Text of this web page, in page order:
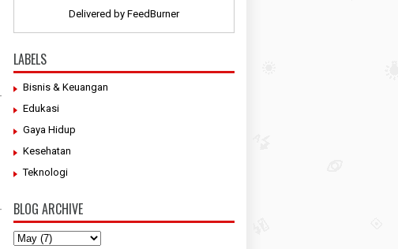
Delivered by FeedBurner
LABELS
Bisnis & Keuangan
Edukasi
Gaya Hidup
Kesehatan
Teknologi
BLOG ARCHIVE